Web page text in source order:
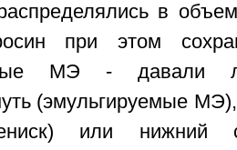
в
при этом
МЭ - давали
(эмульгируемые
или нижний